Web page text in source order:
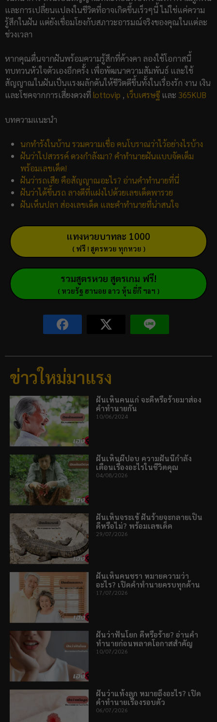
และการเปลี่ยนแปลงในชีวิตที่อาจเกิดขึ้นเร็วๆนี้ ไม่ใช่แค่ความ
รู้สึกในฝัน แต่ยังเชื่อมโยงกับสภาวะอารมณ์จริงของคุณในแต่ละ
ช่วงเวลา
หากคุณตื่นจากฝันพร้อมความรู้สึกที่ค้างคา ลองใช้โอกาสนี้
ทบทวนหัวใจตัวเองอีกครั้ง เพื่อพัฒนาความสัมพันธ์ และใช้
สัญญาณในฝันเป็นแรงผลักดันให้ชีวิตดีขึ้นทั้งในเรื่องรัก งาน เงิน
และโชคจากการเสี่ยงดวงที่ lottovip , เว็บเศรษฐี และ 365KUB
บทความแนะนำ
นกทำรังในบ้าน รวมความเชื่อ คนโบราณว่าไว้อย่างไรบ้าง
ฝันว่าไปสวรรค์ ดวงกำลังมา? คำทำนายฝันแบบจัดเต็ม
พร้อมเลขเด็ด!
ฝันว่ารถเสีย คือสัญญาณอะไร? อ่านคำทำนายที่นี่
ฝันว่าได้ขึ้นรถ ลางดีที่แฝงไปด้วยเลขเด็ดพารวย
ฝันเห็นปลา ส่องเลขเด็ด และคำทำนายที่น่าสนใจ
แทงหวยบาทละ 1000
( ฟรี ! สูตรหวย ทุกหวย )
รวมสูตรหวย สูตรเกม ฟรี!
( หวยรัฐ ฮานอย ลาว หุ้น ยี่กี ฯลฯ )
ข่าวใหม่มาแรง
ฝันเห็นคนแก่ จะดีหรือร้ายมาส่อง
คำทำนายกัน
10/06/2024
ฝันเห็นผีปอบ ความฝันนี้กำลัง
เตือนเรื่องอะไรในชีวิตคุณ
04/08/2026
ฝันเห็นจระเข้ ฝันร้ายจะกลายเป็น
ดีหรือไม่? พร้อมเลขเด็ด
29/07/2026
ฝันเห็นคนชรา หมายความว่า
อะไร? เปิดคำทำนายครบทุกด้าน
17/07/2026
ฝันว่าฟันโยก ดีหรือร้าย? อ่านคำ
ทำนายก่อนพลาดโอกาสสำคัญ
10/07/2026
ฝันว่าแท้งลูก หมายถึงอะไร? เปิด
คำทำนายเรื่องรอบตัว
06/07/2026